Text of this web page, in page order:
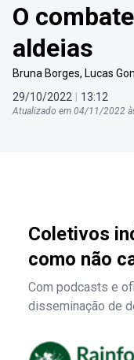
O
aldeias
Bruna Borges, Lucas
29/10/2022 13:12
Atualizado em 04/11/2022
Coletivos
como não
Com podcasts e
disseminação de